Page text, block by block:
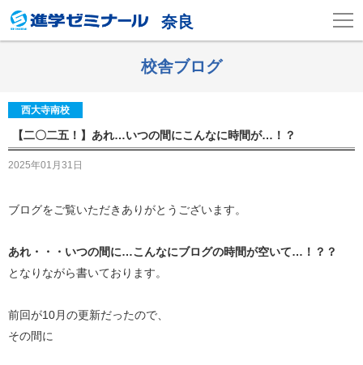
奈良
校舎ブログ
西大寺南校
【二〇二五！】あれ…いつの間にこんなに時間が…！？
2025年01月31日
ブログをご覧いただきありがとうございます。
あれ・・・いつの間に…こんなにブログの時間が空いて…！？？
となりながら書いております。
前回が10月の更新だったので、
その間に